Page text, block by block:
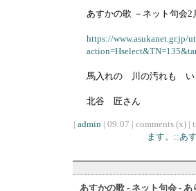
あすかの歌 －ネット句会2
https://www.asukanet.gr.jp/
馬入れの 川の汚れも い
北谷 匠さん
| admin | 09:07 | comments (x) |
ます。::あ
あすかの歌 - ネット句会 -